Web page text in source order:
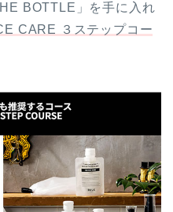
BOTTLE」を手に入れ
CARE ３ステップコー